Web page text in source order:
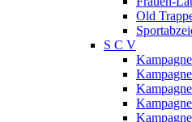
Old
S C V